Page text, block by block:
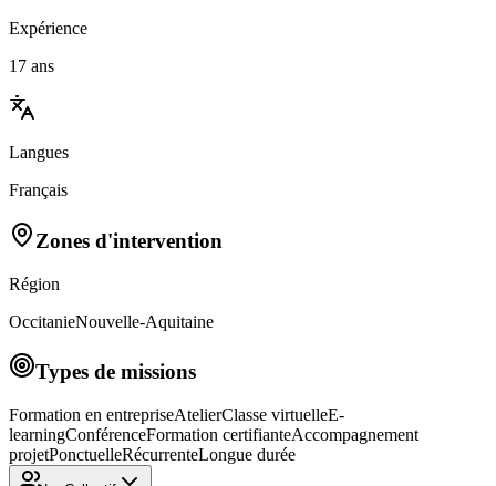
Expérience
17 ans
Langues
Français
Zones d'intervention
Région
OccitanieNouvelle-Aquitaine
Types de missions
Formation en entrepriseAtelierClasse virtuelleE-
learningConférenceFormation certifianteAccompagnement
projetPonctuelleRécurrenteLongue durée